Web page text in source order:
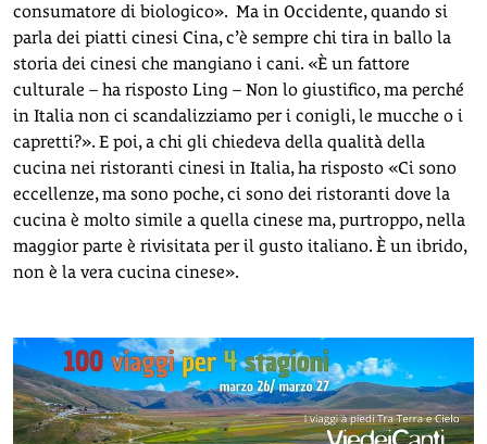
consumatore di biologico». Ma in Occidente, quando si
parla dei piatti cinesi Cina, c’è sempre chi tira in ballo la
storia dei cinesi che mangiano i cani. «È un fattore
culturale – ha risposto Ling – Non lo giustifico, ma perché
in Italia non ci scandalizziamo per i conigli, le mucche o i
capretti?». E poi, a chi gli chiedeva della qualità della
cucina nei ristoranti cinesi in Italia, ha risposto «Ci sono
eccellenze, ma sono poche, ci sono dei ristoranti dove la
cucina è molto simile a quella cinese ma, purtroppo, nella
maggior parte è rivisitata per il gusto italiano. È un ibrido,
non è la vera cucina cinese».